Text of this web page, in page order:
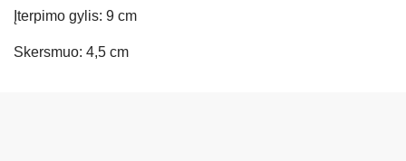
Įterpimo gylis: 9 cm
Skersmuo: 4,5 cm